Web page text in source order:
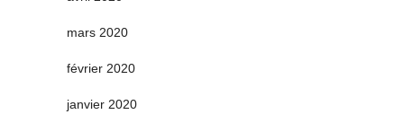
mars 2020
février 2020
janvier 2020